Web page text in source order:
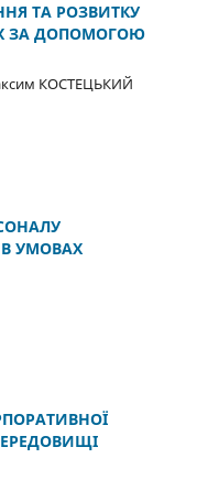
ТА РОЗВИТКУ
ЗА ДОПОМОГОЮ
КОСТЕЦЬКИЙ
В УМОВАХ